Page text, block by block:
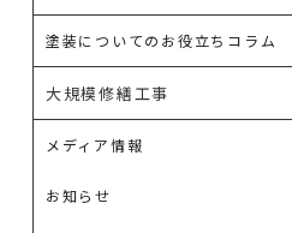
塗装についてのお役立ちコラム
大規模修繕工事
メディア情報
お知らせ